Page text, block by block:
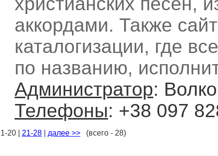
аккордами. Также
каталогизации, где
по названию,
Администратор:
Телефоны: +38 097
1-20 | 21-28 далее >> (всего - 28)